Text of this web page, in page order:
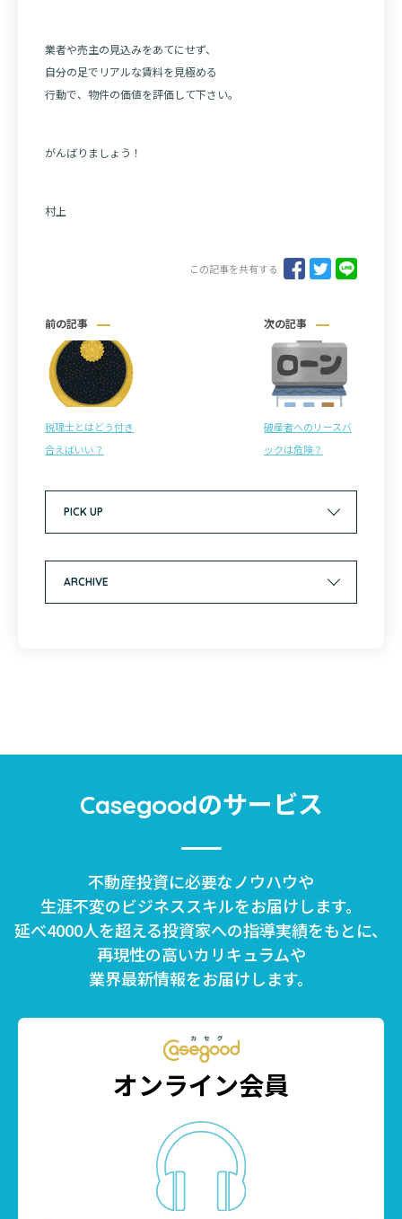
業者や売主の見込みをあてにせず、
自分の足でリアルな賃料を見極める
行動で、物件の価値を評価して下さい。
がんばりましょう！
村上
この記事を共有する
前の記事
税理士とはどう付き
合えばいい？
次の記事
破産者へのリースバ
ックは危険？
PICK UP
ARCHIVE
Casegoodのサービス
不動産投資に必要なノウハウや
生涯不変のビジネススキルをお届けします。
延べ4000人を超える投資家への指導実績をもとに、
再現性の高いカリキュラムや
業界最新情報をお届けします。
オンライン会員